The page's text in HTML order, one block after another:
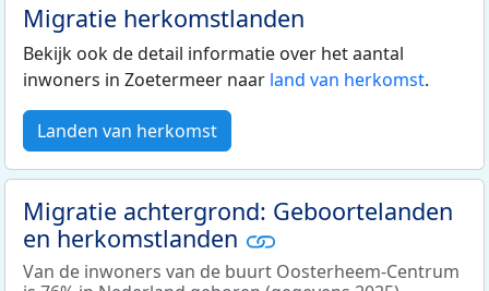
Migratie herkomstlanden
Bekijk ook de detail informatie over het aantal
inwoners in Zoetermeer naar land van herkomst.
Landen van herkomst
Migratie achtergrond: Geboortelanden
en herkomstlanden
Van de inwoners van de buurt Oosterheem-Centrum